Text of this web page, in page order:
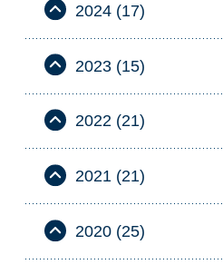
2024 (17)
2023 (15)
2022 (21)
2021 (21)
2020 (25)